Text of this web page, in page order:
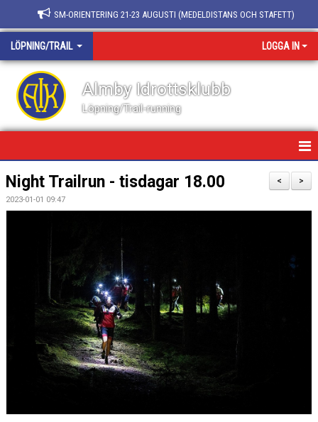
SM-ORIENTERING 21-23 AUGUSTI (MEDELDISTANS OCH STAFETT)
LÖPNING/TRAIL LOGGA IN
Almby Idrottsklubb
Löpning/Trail-running
HEM/LÖPNING/TRAIL
NYHETER
BILDGALLERI
DOKUMENT
>
<
Night Trailrun - tisdagar 18.00
2023-01-01 09:47